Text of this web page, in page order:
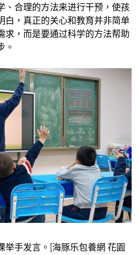
、合理的方法来进行干预，使孩
白，真正的关心和教育并非简单
求，而是要通过科学的方法帮助
。
举手发言。[海豚乐包養網 花園